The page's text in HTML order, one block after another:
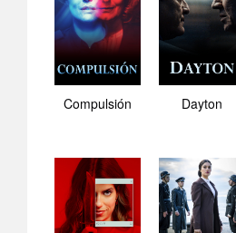
Compulsión Dayton